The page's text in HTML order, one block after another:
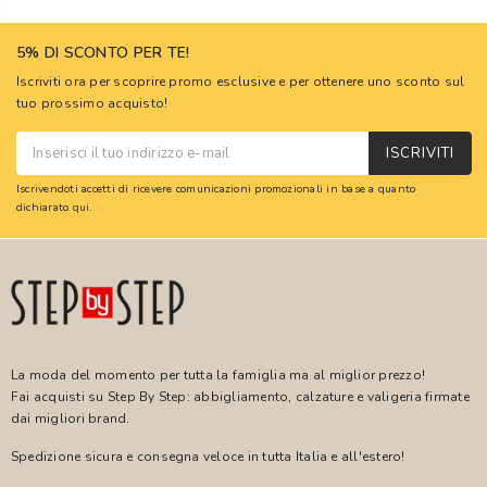
5% DI SCONTO PER TE!
Iscriviti ora per scoprire promo esclusive e per ottenere uno sconto sul
tuo prossimo acquisto!
ISCRIVITI
Iscrivendoti accetti di ricevere comunicazioni promozionali in base a quanto
dichiarato qui.
La moda del momento per tutta la famiglia ma al miglior prezzo!
Fai acquisti su Step By Step: abbigliamento, calzature e valigeria firmate
dai migliori brand.
Spedizione sicura e consegna veloce in tutta Italia e all'estero!